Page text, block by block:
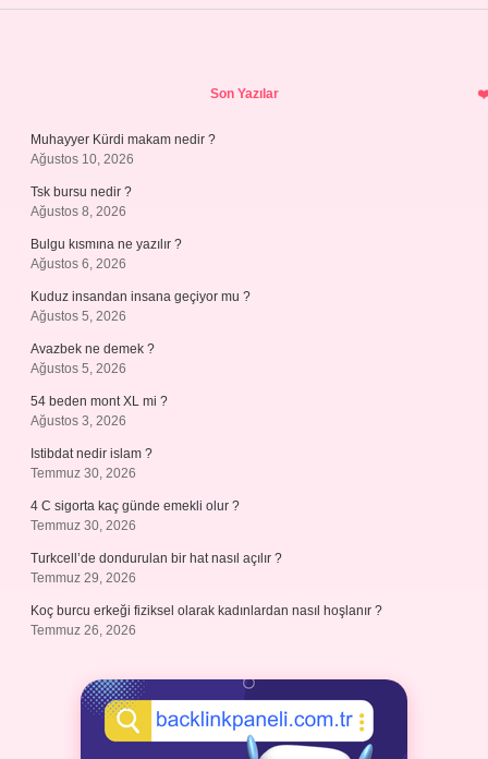
Son Yazılar
Muhayyer Kürdi makam nedir ?
Ağustos 10, 2026
Tsk bursu nedir ?
Ağustos 8, 2026
Bulgu kısmına ne yazılır ?
Ağustos 6, 2026
Kuduz insandan insana geçiyor mu ?
Ağustos 5, 2026
Avazbek ne demek ?
Ağustos 5, 2026
54 beden mont XL mi ?
Ağustos 3, 2026
Istibdat nedir islam ?
Temmuz 30, 2026
4 C sigorta kaç günde emekli olur ?
Temmuz 30, 2026
Turkcell’de dondurulan bir hat nasıl açılır ?
Temmuz 29, 2026
Koç burcu erkeği fiziksel olarak kadınlardan nasıl hoşlanır ?
Temmuz 26, 2026